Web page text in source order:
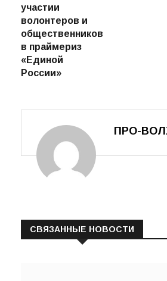
участии
волонтеров и
общественников
в праймериз
«Единой
России»
ПРО-
СВЯЗАННЫЕ НОВОСТИ